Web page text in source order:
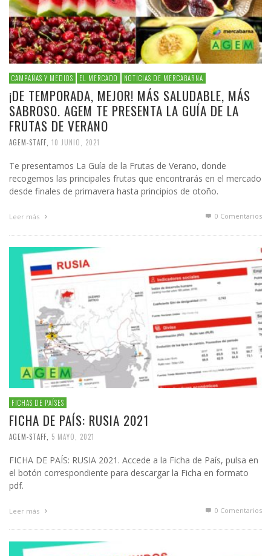
CAMPAÑAS Y MEDIOS EL MERCADO NOTICIAS DE MERCABARNA
¡DE TEMPORADA, MEJOR! MÁS SALUDABLE, MÁS
SABROSO. AGEM TE PRESENTA LA GUÍA DE LA
FRUTAS DE VERANO
AGEM-STAFF 10 JUNIO, 2021
Te presentamos La Guía de la Frutas de Verano, donde
recogemos las principales frutas que encontrarás en el mercado
desde finales de primavera hasta principios de otoño.
Leer más 0 Comentarios
FICHAS DE PAÍSES
FICHA DE PAÍS: RUSIA 2021
AGEM-STAFF 5 MAYO, 2021
FICHA DE PAÍS: RUSIA 2021. Accede a la Ficha de País, pulsa en
el botón correspondiente para descargar la Ficha en formato
pdf.
Leer más 0 Comentarios